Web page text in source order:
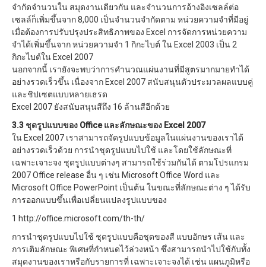
จำกัดจำนวนใน สมุดงานเดียวกัน และจำนวนการอ้างอิงเซลล์ต่อ
เซลล์ก็เพิ่มขึ้นจาก 8,000 เป็นจำนวนจำกัดตาม หน่วยความจำที่มีอยู่
เมื่อต้องการปรับปรุงประสิทธิภาพของ Excel การจัดการหน่วยความ
จำได้เพิ่มขึ้นจาก หน่วยความจำ 1 กิกะไบต์ ใน Excel 2003 เป็น 2
กิกะไบต์ใน Excel 2007
นอกจากนี้ เรายังจะพบว่าการคำนวณแผ่นงานที่มีสูตรมากมายทำได้
อย่างรวดเร็วขึ้น เนื่องจาก Excel 2007 สนับสนุนตัวประมวลผลแบบคู่
และชิปเซตแบบหลายเธรด
Excel 2007 ยังสนับสนุนสีถึง 16 ล้านสีอีกด้วย
3.3 ชุดรูปแบบของ Office และลักษณะของ Excel 2007
ใน Excel 2007 เราสามารถจัดรูปแบบข้อมูลในแผ่นงานของเราได้
อย่างรวดเร็วด้วย การนำชุดรูปแบบไปใช้ และโดยใช้ลักษณะที่
เฉพาะเจาะจง ชุดรูปแบบต่างๆ สามารถใช้ร่วมกันได้ ตามโปรแกรม
2007 Office release อื่น ๆ เช่น Microsoft Office Word และ
Microsoft Office PowerPoint เป็นต้น ในขณะที่ลักษณะต่าง ๆ ได้รับ
การออกแบบขึ้นเพื่อเปลี่ยนแปลงรูปแบบของ
1 http://office.microsoft.com/th-th/
การนำชุดรูปแบบไปใช้ ชุดรูปแบบคือชุดของสี แบบอักษร เส้น และ
การเติมลักษณะ พิเศษที่กำหนดไว้ล่วงหน้า ซึ่งสามารถนำไปใช้กับทั้ง
สมุดงานของเราหรือกับรายการที่ เฉพาะเจาะจงได้ เช่น แผนภูมิหรือ